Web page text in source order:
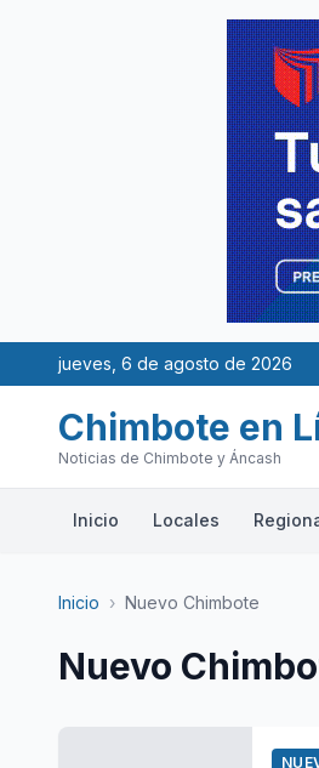
jueves, 6 de agosto de 2026
Chimbote en
Noticias de Chimbote y Áncash
Inicio Locales
Inicio › Nuevo Chimbote
Nuevo